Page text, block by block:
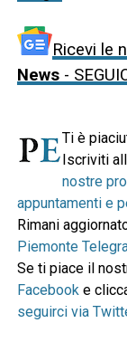
Ricevi le
News-
Ti è
Iscriviti
nostre
appuntamenti e
Rimani
Piemonte
Se ti piace il
Facebooke
seguirci via